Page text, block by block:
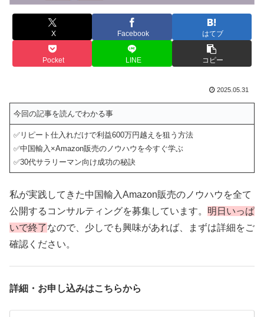
X Facebook はてブ
Pocket LINE コピー
2025.05.31
今回の記事を読んでわかる事
✅リピート仕入れだけで利益600万円越えを狙う方法
✅中国輸入×Amazon販売のノウハウを今すぐ学ぶ
✅30代サラリーマン向け成功の秘訣
私が実践してきた中国輸入Amazon販売のノウハウを全て
公開するコンサルティングを募集しています。 明日いっぱ
いで終了なので、少しでも興味があれば、まずは詳細をご
確認ください。
詳細・お申し込みはこちらから